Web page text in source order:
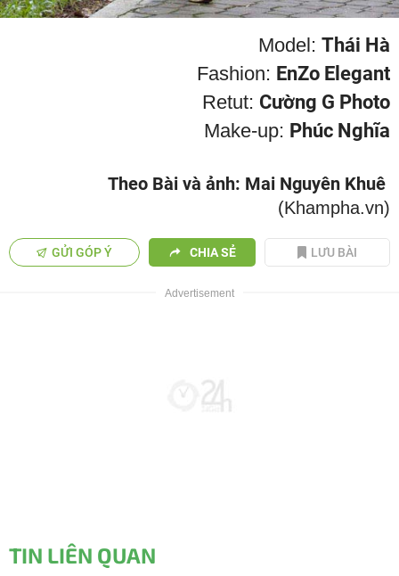
Model: Thái Hà
Fashion: EnZo Elegant
Retut: Cường G Photo
Make-up: Phúc Nghĩa
Theo Bài và ảnh: Mai Nguyên Khuê
(Khampha.vn)
GỬI GÓP Ý CHIA SẺ LƯU BÀI
TIN LIÊN QUAN